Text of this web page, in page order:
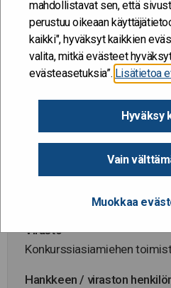
mahdollistavat sen, että
perustuu oikeaan
kaikki", hyväksyt kaikkien
valita, mitkä evästeet
evästeasetuksia”. Lisätietoa
Hyväksy
Vain
Muokkaa
1.5.2015
Hanke alkaa / päättyy
Hallinnonala
Oikeusministeriö
Virasto
Konkurssiasiamiehen
Hankkeen / viraston